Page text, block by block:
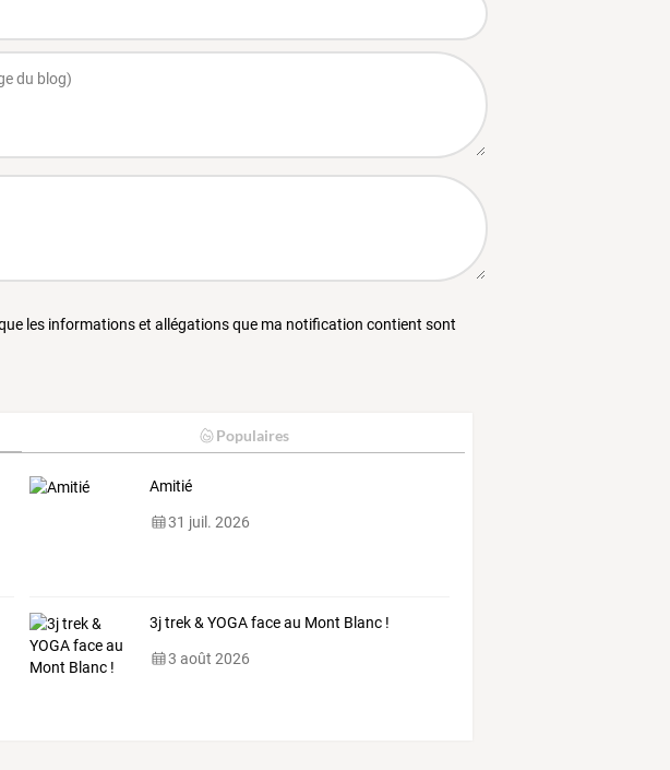
les informations et allégations que ma notification contient sont
Populaires
Amitié
31 juil. 2026
3j trek & YOGA face au Mont Blanc !
3 août 2026